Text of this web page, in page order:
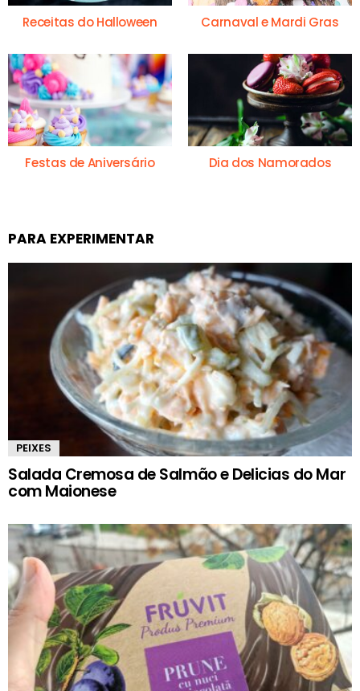
Receitas do Halloween Carnaval e Mardi Gras
Festas de Aniversário Dia dos Namorados
PARA EXPERIMENTAR
PEIXES
Salada Cremosa de Salmão e Delicias do Mar
com Maionese